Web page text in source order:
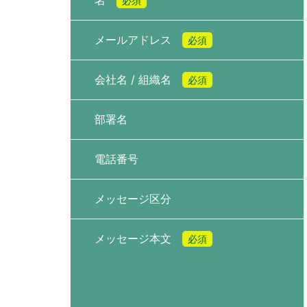
メールアドレス 必須
会社名 / 組織名 必須
部署名
電話番号
メッセージ区分
メッセージ本文 必須